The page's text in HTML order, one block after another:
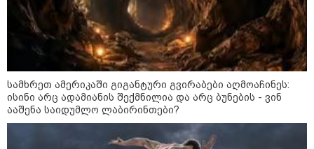
სამხრეთ ამერიკაში გიგანტური გვირაბები აღმოაჩინეს:
ისინი არც ადამიანის შექმნილია და არც ბუნების - ვინ
ააშენა საიდუმლო ლაბირინთები?